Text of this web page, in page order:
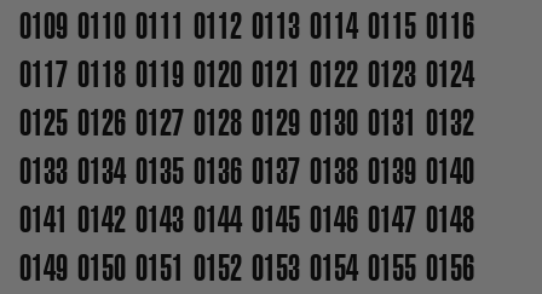
0109 0110 0111 0112 0113 0114 0115 0116
0117 0118 0119 0120 0121 0122 0123 0124
0125 0126 0127 0128 0129 0130 0131 0132
0133 0134 0135 0136 0137 0138 0139 0140
0141 0142 0143 0144 0145 0146 0147 0148
0149 0150 0151 0152 0153 0154 0155 0156